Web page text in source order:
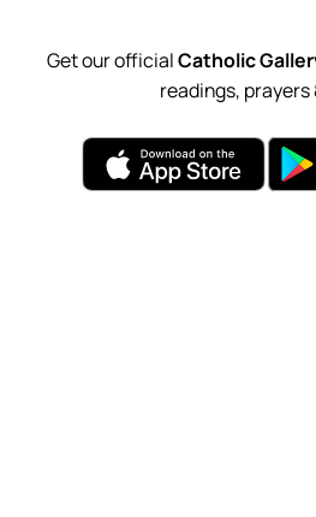
Get our officialCatholic
readings, prayers